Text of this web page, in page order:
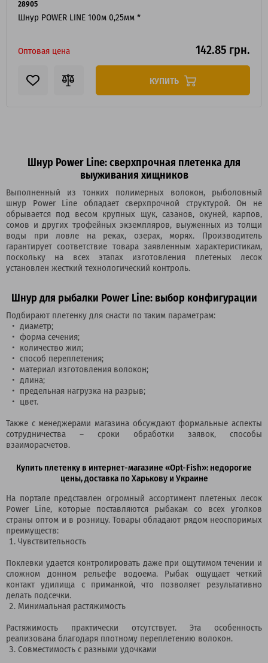
28905
Шнур POWER LINE 100м 0,25мм *
Оптовая цена 142.85 грн.
КУПИТЬ
Шнур Power Line: сверхпрочная плетенка для
выуживания хищников
Выполненный из тонких полимерных волокон, рыболовный
шнур Power Line обладает сверхпрочной структурой. Он не
обрывается под весом крупных щук, сазанов, окуней, карпов,
сомов и других трофейных экземпляров, выуженных из толщи
воды при ловле на реках, озерах, морях. Производитель
гарантирует соответствие товара заявленным характеристикам,
поскольку на всех этапах изготовления плетеных лесок
установлен жесткий технологический контроль.
Шнур для рыбалки Power Line: выбор конфигурации
Подбирают плетенку для снасти по таким параметрам:
диаметр;
форма сечения;
количество жил;
способ переплетения;
материал изготовления волокон;
длина;
предельная нагрузка на разрыв;
цвет.
Также с менеджерами магазина обсуждают формальные аспекты
сотрудничества – сроки обработки заявок, способы
взаиморасчетов.
Купить плетенку в интернет-магазине «Opt-Fish»: недорогие
цены, доставка по Харькову и Украине
На портале представлен огромный ассортимент плетеных лесок
Power Line, которые поставляются рыбакам со всех уголков
страны оптом и в розницу. Товары обладают рядом неоспоримых
преимуществ:
Чувствительность
Поклевки удается контролировать даже при ощутимом течении и
сложном донном рельефе водоема. Рыбак ощущает четкий
контакт удилища с приманкой, что позволяет результативно
делать подсечки.
Минимальная растяжимость
Растяжимость практически отсутствует. Эта особенность
реализована благодаря плотному переплетению волокон.
Совместимость с разными удочками